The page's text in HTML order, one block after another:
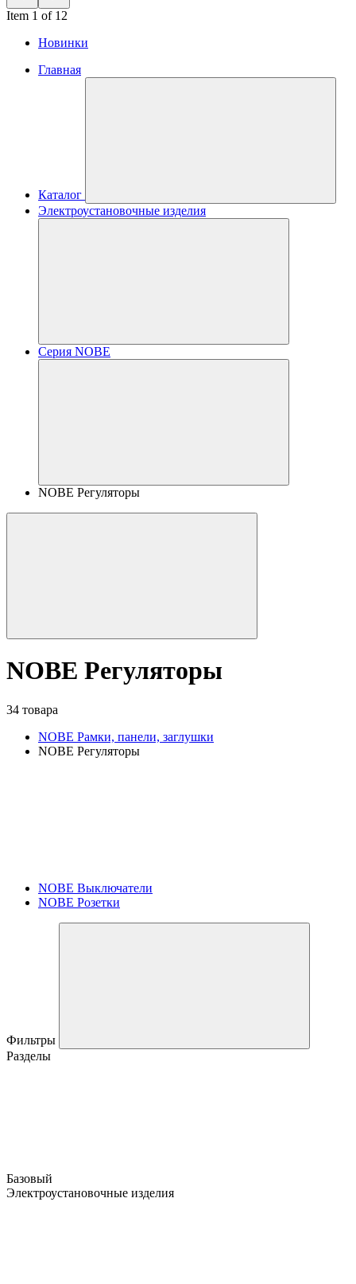
Item 1 of 12
Новинки
Главная
Каталог
Электроустановочные изделия
Серия NOBE
NOBE Регуляторы
NOBE Регуляторы
34 товара
NOBE Рамки, панели, заглушки
NOBE Регуляторы
NOBE Выключатели
NOBE Розетки
Фильтры
Разделы
Базовый
Электроустановочные изделия